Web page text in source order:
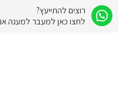
רוצים להתייעץ?
לחצו כאן למעבר למענה